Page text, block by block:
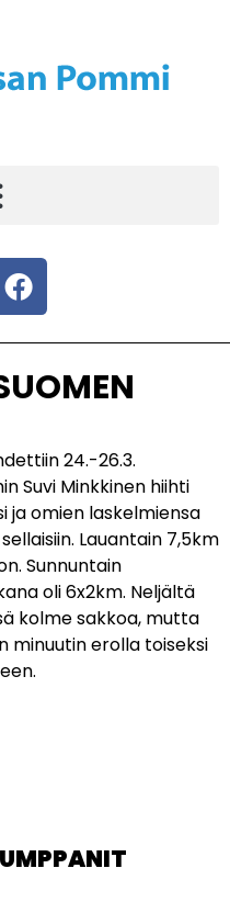
24.-26.3.
Suvi Minkkinen hiihti
ja omien laskelmiensa
Lauantain 7,5km
Sunnuntain
oli 6x2km. Neljältä
kolme sakkoa, mutta
minuutin erolla toiseksi